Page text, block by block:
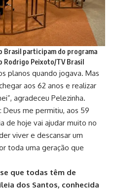
Brasil participam do programa
Rodrigo Peixoto/TV Brasil
planos quando jogava. Mas
aos 62 anos e realizar
agradeceu Pelezinha.
Deus me permitiu, aos 59
de hoje vai ajudar muito no
viver e descansar um
toda uma geração que
que todas têm de
dos Santos, conhecida